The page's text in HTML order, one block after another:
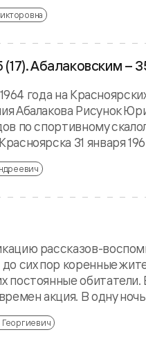
Абалаковским –
года на
Абалакова Рисунок
по спортивному
31 января
рассказов-
сих пор коренные
постоянные
акция. В одну